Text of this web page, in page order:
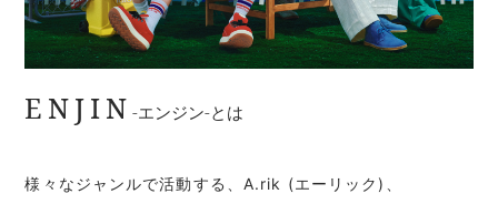
ENJIN-エンジン-とは
様々なジャンルで活動する、A.rik (エーリック)、